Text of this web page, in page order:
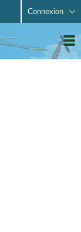
Connexion